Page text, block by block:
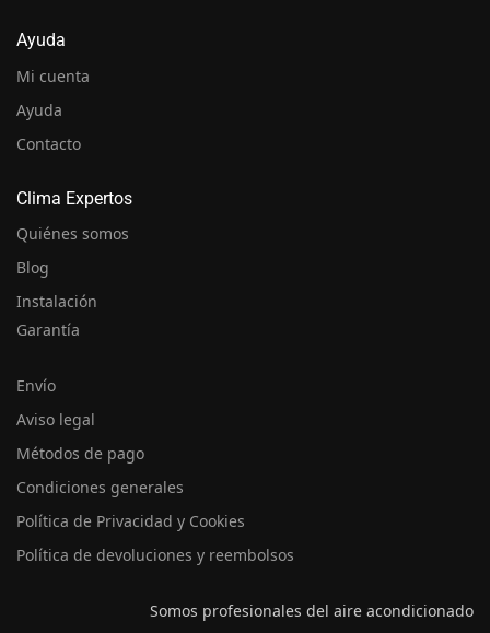
Ayuda
Mi cuenta
Ayuda
Contacto
Clima Expertos
Quiénes somos
Blog
Instalación
Garantía
Envío
Aviso legal
Métodos de pago
Condiciones generales
Política de Privacidad y Cookies
Política de devoluciones y reembolsos
Somos profesionales del aire acondicionado